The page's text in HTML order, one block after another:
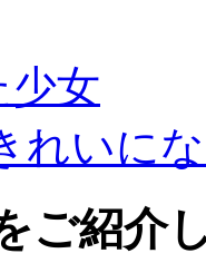
少女
れいに
ご紹介